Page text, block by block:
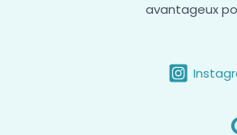
avantageux